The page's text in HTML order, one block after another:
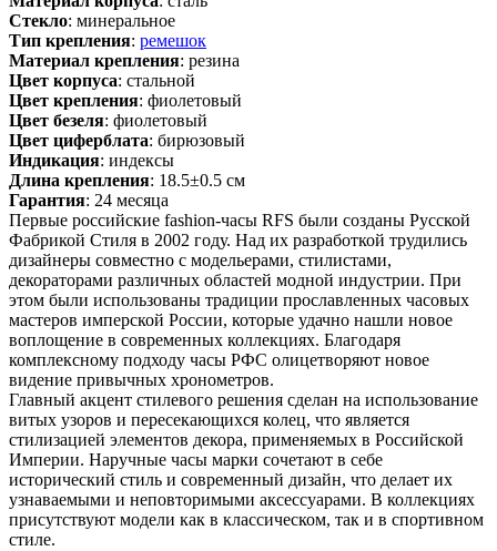
Стекло: минеральное
Тип крепления: ремешок
Материал крепления: резина
Цвет корпуса: стальной
Цвет крепления: фиолетовый
Цвет безеля: фиолетовый
Цвет циферблата: бирюзовый
Индикация: индексы
Длина крепления: 18.5±0.5 см
Гарантия: 24 месяца
Первые российские fashion-часы RFS были созданы Русской
Фабрикой Стиля в 2002 году. Над их разработкой трудились
дизайнеры совместно с модельерами, стилистами,
декораторами различных областей модной индустрии. При
этом были использованы традиции прославленных часовых
мастеров имперской России, которые удачно нашли новое
воплощение в современных коллекциях. Благодаря
комплексному подходу часы РФС олицетворяют новое
видение привычных хронометров.
Главный акцент стилевого решения сделан на использование
витых узоров и пересекающихся колец, что является
стилизацией элементов декора, применяемых в Российской
Империи. Наручные часы марки сочетают в себе
исторический стиль и современный дизайн, что делает их
узнаваемыми и неповторимыми аксессуарами. В коллекциях
присутствуют модели как в классическом, так и в спортивном
стиле.